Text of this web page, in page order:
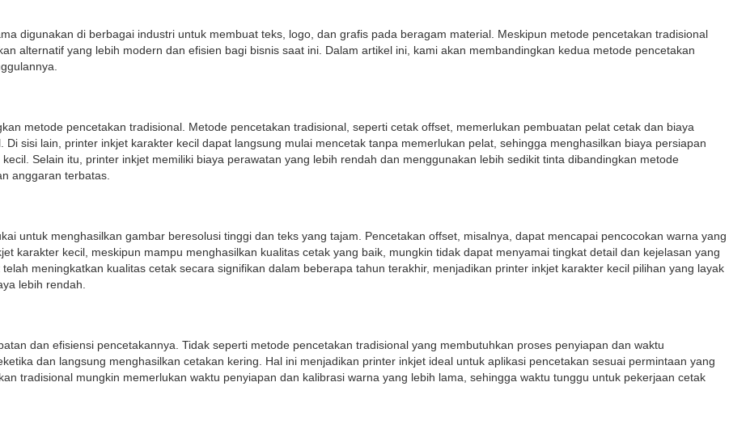
digunakan di berbagai industri untuk membuat teks, logo, dan grafis pada beragam material. Meskipun metode pencetakan tradisional
alternatif yang lebih modern dan efisien bagi bisnis saat ini. Dalam artikel ini, kami akan membandingkan kedua metode pencetakan
metode pencetakan tradisional. Metode pencetakan tradisional, seperti cetak offset, memerlukan pembuatan pelat cetak dan biaya
sisi lain, printer inkjet karakter kecil dapat langsung mulai mencetak tanpa memerlukan pelat, sehingga menghasilkan biaya persiapan
Selain itu, printer inkjet memiliki biaya perawatan yang lebih rendah dan menggunakan lebih sedikit tinta dibandingkan metode
anggaran terbatas.
untuk menghasilkan gambar beresolusi tinggi dan teks yang tajam. Pencetakan offset, misalnya, dapat mencapai pencocokan warna yang
karakter kecil, meskipun mampu menghasilkan kualitas cetak yang baik, mungkin tidak dapat menyamai tingkat detail dan kejelasan yang
meningkatkan kualitas cetak secara signifikan dalam beberapa tahun terakhir, menjadikan printer inkjet karakter kecil pilihan yang layak
lebih rendah.
dan efisiensi pencetakannya. Tidak seperti metode pencetakan tradisional yang membutuhkan proses penyiapan dan waktu
dan langsung menghasilkan cetakan kering. Hal ini menjadikan printer inkjet ideal untuk aplikasi pencetakan sesuai permintaan yang
tradisional mungkin memerlukan waktu penyiapan dan kalibrasi warna yang lebih lama, sehingga waktu tunggu untuk pekerjaan cetak